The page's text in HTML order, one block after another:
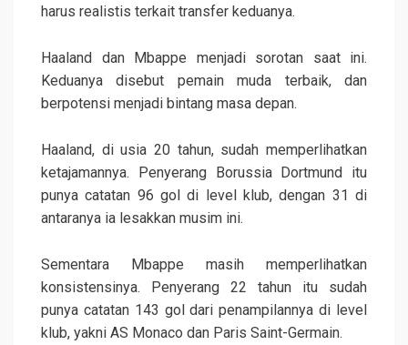
harus realistis terkait transfer keduanya.
Haaland dan Mbappe menjadi sorotan saat ini.
Keduanya disebut pemain muda terbaik, dan
berpotensi menjadi bintang masa depan.
Haaland, di usia 20 tahun, sudah memperlihatkan
ketajamannya. Penyerang Borussia Dortmund itu
punya catatan 96 gol di level klub, dengan 31 di
antaranya ia lesakkan musim ini.
Sementara Mbappe masih memperlihatkan
konsistensinya. Penyerang 22 tahun itu sudah
punya catatan 143 gol dari penampilannya di level
klub, yakni AS Monaco dan Paris Saint-Germain.